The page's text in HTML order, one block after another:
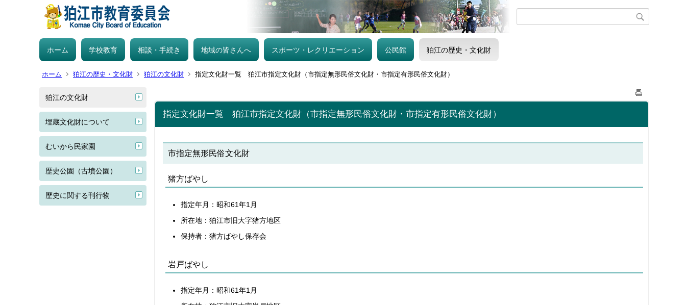
ホーム 学校教育 相談・手続き 地域の皆さんへ スポーツ・レクリエーション 公民館 狛江の歴史・文化財
ホーム 狛江の歴史・文化財 狛江の文化財 指定文化財一覧 狛江市指定文化財（市指定無形民俗文化財・市指定有形民俗文化財）
狛江の文化財
埋蔵文化財について
むいから民家園
歴史公園（古墳公園）
歴史に関する刊行物
指定文化財一覧 狛江市指定文化財（市指定無形民俗文化財・市指定有形民俗文化財）
市指定無形民俗文化財
猪方ばやし
指定年月：昭和61年1月
所在地：狛江市旧大字猪方地区
保持者：猪方ばやし保存会
岩戸ばやし
指定年月：昭和61年1月